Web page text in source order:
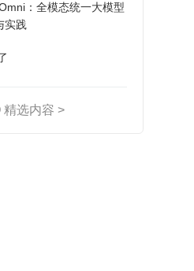
：全模态统一大模型
实践
精选内容 >